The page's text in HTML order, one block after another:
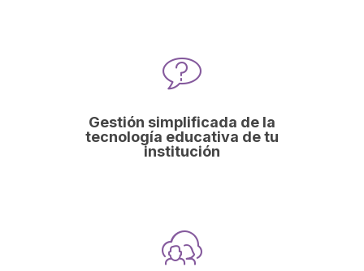
Gestión simplificada de la
tecnología educativa de tu
institución